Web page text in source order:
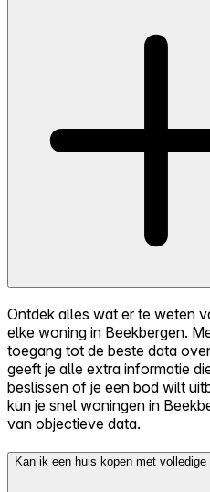
Ontdek alles wat er te weten
elke woning in Beekbergen.
toegang tot de beste data
geeft je alle extra informatie
beslissen of je een bod wilt
kun je snel woningen in
van objectieve data.
Kan ik een huis kopen met